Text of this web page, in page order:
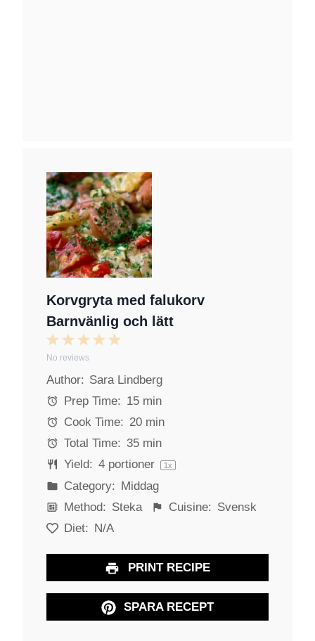
Korvgryta med falukorv
Barnvänlig och lätt
5
t
r
4
t
a
r
s
3
t
a
r
s
2
S
t
a
r
s
1
S
t
a
No reviews
Author: Sara Lindberg
Prep Time: 15 min
Cook Time: 20 min
Total Time: 35 min
Yield: 4portioner 1x
Category: Middag
Method: Steka Cuisine: Svensk
Diet: N/A
PRINT RECIPE
SPARA RECEPT